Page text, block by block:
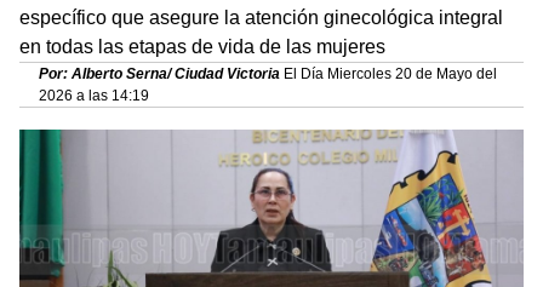
específico que asegure la atención ginecológica integral
en todas las etapas de vida de las mujeres
Por: Alberto Serna/ Ciudad Victoria El Día Miercoles 20 de Mayo del
2026 a las 14:19